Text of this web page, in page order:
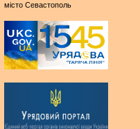
місто Севастополь